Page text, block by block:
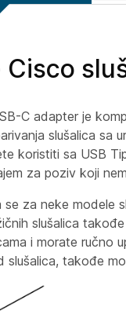
Cisco
C adapter je
slušalica sa
koristiti sa USB
za poziv koji
se za neke modele
slušalica
i morate ručno
slušalica, takođe